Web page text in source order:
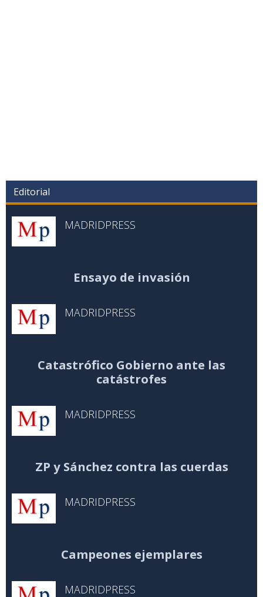
Editorial
MADRIDPRESS
Ensayo de invasión
MADRIDPRESS
Catastrófico Gobierno ante las
catástrofes
MADRIDPRESS
ZP y Sánchez contra las cuerdas
MADRIDPRESS
Campeones ejemplares
MADRIDPRESS